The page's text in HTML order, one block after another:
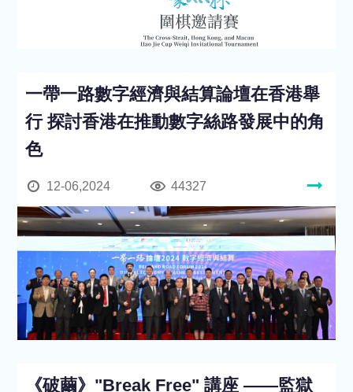
一帶一路數字經濟與結算論壇在香港舉
行 探討香港在推動數字絲路發展中的角
色
12-06,2024 44327
《破繭》"Break Free" 講座 ——監獄